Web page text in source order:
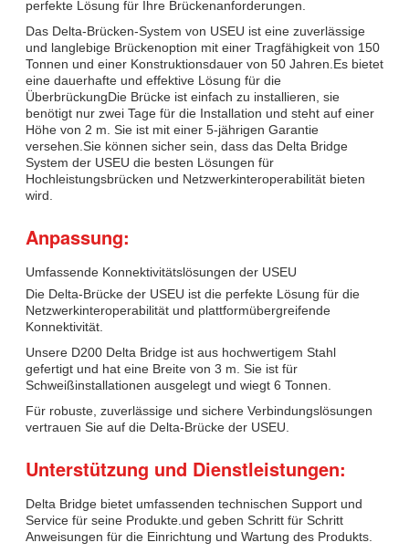
perfekte Lösung für Ihre Brückenanforderungen.
Das Delta-Brücken-System von USEU ist eine zuverlässige
und langlebige Brückenoption mit einer Tragfähigkeit von 150
Tonnen und einer Konstruktionsdauer von 50 Jahren.Es bietet
eine dauerhafte und effektive Lösung für die
ÜberbrückungDie Brücke ist einfach zu installieren, sie
benötigt nur zwei Tage für die Installation und steht auf einer
Höhe von 2 m. Sie ist mit einer 5-jährigen Garantie
versehen.Sie können sicher sein, dass das Delta Bridge
System der USEU die besten Lösungen für
Hochleistungsbrücken und Netzwerkinteroperabilität bieten
wird.
Anpassung:
Umfassende Konnektivitätslösungen der USEU
Die Delta-Brücke der USEU ist die perfekte Lösung für die
Netzwerkinteroperabilität und plattformübergreifende
Konnektivität.
Unsere D200 Delta Bridge ist aus hochwertigem Stahl
gefertigt und hat eine Breite von 3 m. Sie ist für
Schweißinstallationen ausgelegt und wiegt 6 Tonnen.
Für robuste, zuverlässige und sichere Verbindungslösungen
vertrauen Sie auf die Delta-Brücke der USEU.
Unterstützung und Dienstleistungen:
Delta Bridge bietet umfassenden technischen Support und
Service für seine Produkte.und geben Schritt für Schritt
Anweisungen für die Einrichtung und Wartung des Produkts.